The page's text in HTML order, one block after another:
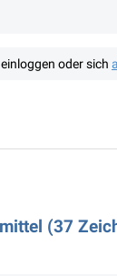
oder sich
(37